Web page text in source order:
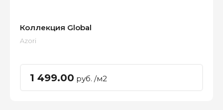
Коллекция Global
Azori
1 499.00 руб. /м2